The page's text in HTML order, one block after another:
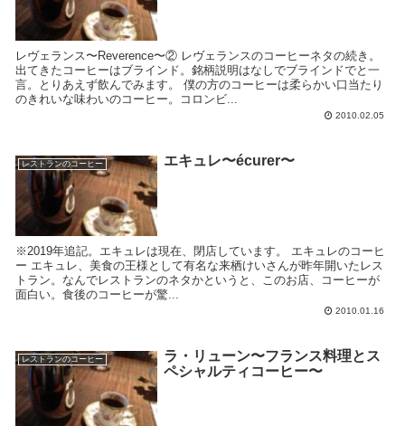
レヴェランス〜Reverence〜② レヴェランスのコーヒーネタの続き。
出てきたコーヒーはブラインド。銘柄説明はなしでブラインドでと一
言。とりあえず飲んでみます。 僕の方のコーヒーは柔らかい口当たり
のきれいな味わいのコーヒー。コロンビ...
2010.02.05
レストランのコーヒー エキュレ〜écurer〜
※2019年追記。エキュレは現在、閉店しています。 エキュレのコーヒ
ー エキュレ、美食の王様として有名な来栖けいさんが昨年開いたレス
トラン。なんでレストランのネタかというと、このお店、コーヒーが
面白い。食後のコーヒーが驚...
2010.01.16
レストランのコーヒー
ラ・リューン〜フランス料理とス
ペシャルティコーヒー〜